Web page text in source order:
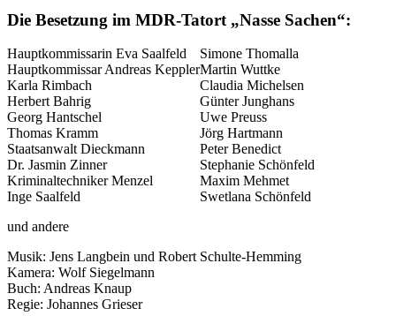
Die Besetzung im MDR-Tatort „Nasse Sachen“:
Hauptkommissarin Eva Saalfeld
Simone Thomalla
Hauptkommissar Andreas KepplerMartin Wuttke
Karla Rimbach
Claudia Michelsen
Herbert Bahrig
Günter Junghans
Georg Hantschel
Uwe Preuss
Thomas Kramm
Jörg Hartmann
Staatsanwalt Dieckmann
Peter Benedict
Dr. Jasmin Zinner
Stephanie Schönfeld
Kriminaltechniker Menzel
Maxim Mehmet
Inge Saalfeld
Swetlana Schönfeld
und andere
Musik: Jens Langbein und Robert Schulte-Hemming
Kamera: Wolf Siegelmann
Buch: Andreas Knaup
Regie: Johannes Grieser